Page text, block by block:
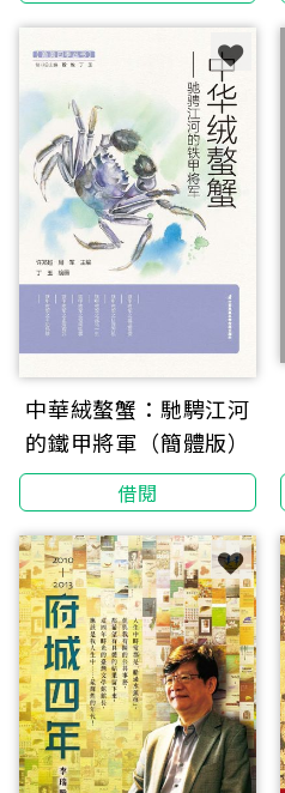
中華絨螯蟹：馳騁江河
的鐵甲將軍（簡體版）
借閱